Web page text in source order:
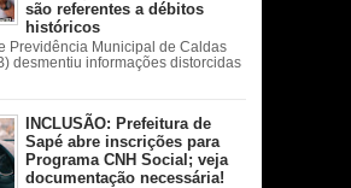
são referentes a débitos
históricos
Previdência Municipal de Caldas
desmentiu informações distorcidas
INCLUSÃO: Prefeitura de
Sapé abre inscrições para
Programa CNH Social; veja
documentação necessária!